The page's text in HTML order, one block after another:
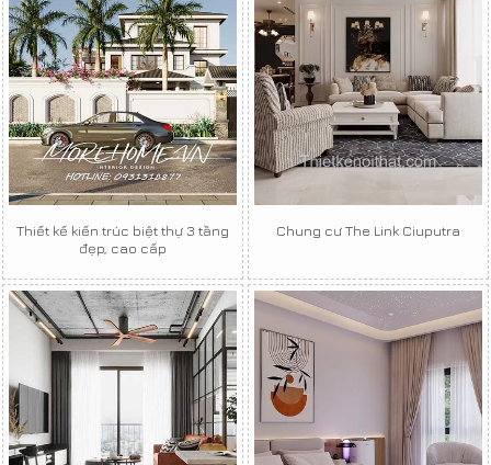
Thiết kế kiến trúc biệt thự 3 tầng
đẹp, cao cấp
Chung cư The Link Ciuputra